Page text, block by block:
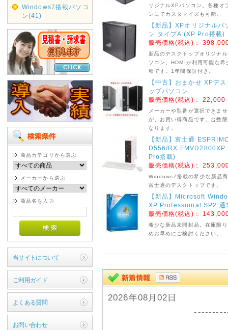
Windows7搭載パソコ
ン(41)
商品カテゴリから選ぶ
メーカーから選ぶ
商品名を入力
当サイトについて
ご利用ガイド
よくある質問
お問い合わせ
リジナルXPパソコン。各種オ
ンにてカスタマイズも可能。
【新品】XPオリジナルパ
ン タイプA (XP Pro搭
販売価格(税込)：
新品のデスクトップオリジナ
ソコン。HDMIが利用可能な希
種です。1年間保証付き。
【中古】おまかせ XPデ
ップパソコン
販売価格(税込)：22,000
メーカーや型番が選択できま
が、お買い得商品です。台数
なります。
【新品】富士通
D556/RX FMVD2800XP
Pro搭載)
販売価格(税込)：
Windows7搭載の希少な新品
富士通のデスクトップです。
【新品】Microsoft
XP Professional SP2 通
販売価格(税込)：
希少な新品未開封品。在庫限
めお早めにご検討ください。
2026年08月02日
------------ お盆